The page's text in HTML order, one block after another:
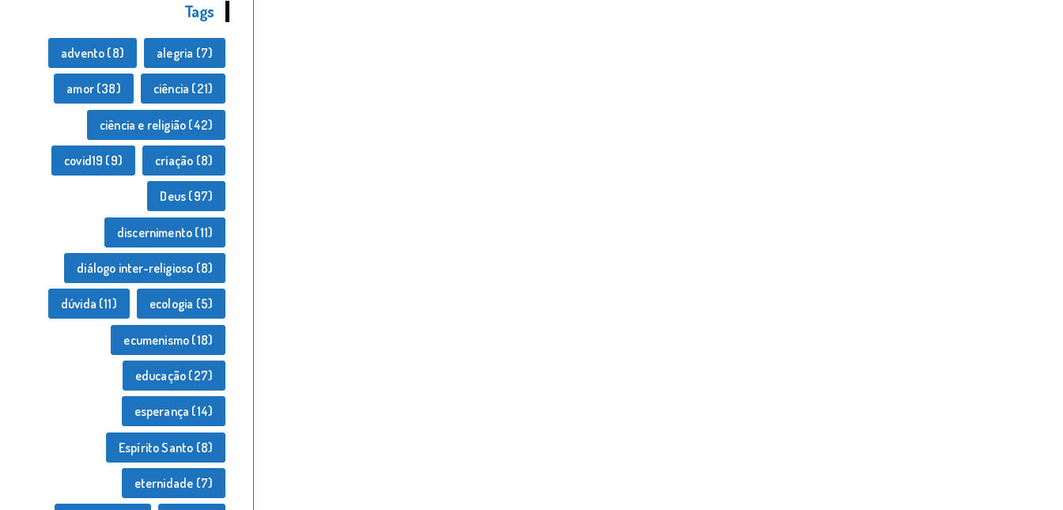
Tags
advento (8) alegria (7)
amor(38) ciência (21)
ciência e religião (42)
covid19 (9) criação (8)
Deus (97)
discernimento (11)
diálogo inter-religioso (8)
dúvida (11) ecologia (5)
ecumenismo (18)
educação (27)
esperança (14)
Espírito Santo (8)
eternidade (7)